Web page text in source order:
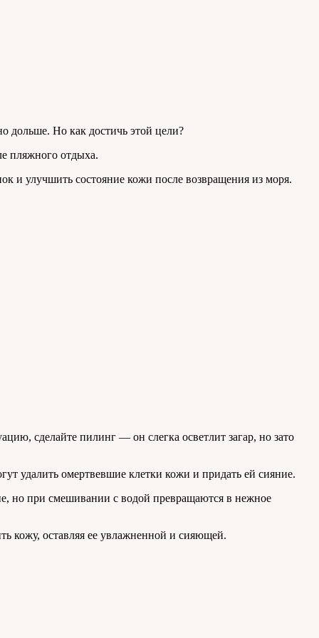
дольше. Но как достичь этой цели?
пляжного отдыха.
и улучшить состояние кожи после возвращения из моря.
сделайте пилинг — он слегка осветлит загар, но зато
удалить омертвевшие клетки кожи и придать ей сияние.
но при смешивании с водой превращаются в нежное
кожу, оставляя ее увлажненной и сияющей.